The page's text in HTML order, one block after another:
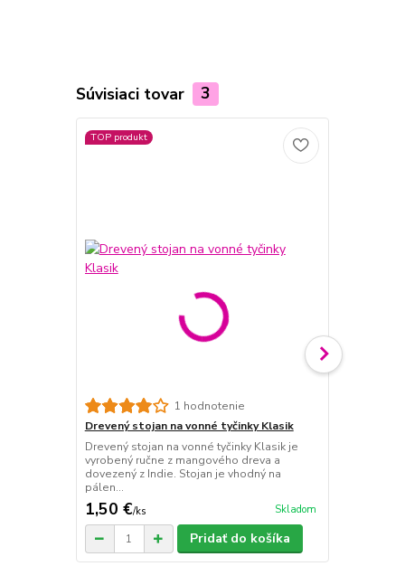
Súvisiaci tovar 3
TOP produkt
1 hodnotenie
Drevený stojan na vonné tyčinky Klasik
Drevený stojan na vonné tyčinky Klasik je
vyrobený ručne z mangového dreva a
dovezený z Indie. Stojan je vhodný na
pálen...
1,50 €/ks Skladom
Pridať do košíka